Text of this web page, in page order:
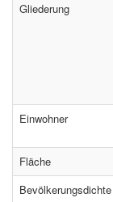
Gliederung
Einwohner
Fläche
Bevölkerungsdichte